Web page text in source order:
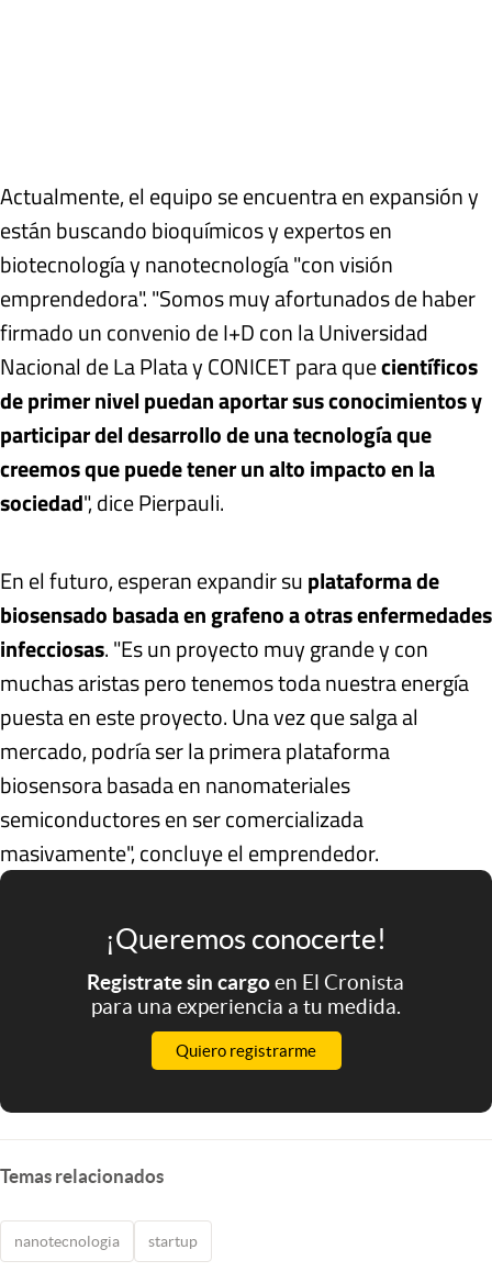
Actualmente, el equipo se encuentra en expansión y
están buscando bioquímicos y expertos en
biotecnología y nanotecnología "con visión
emprendedora". "Somos muy afortunados de haber
firmado un convenio de I+D con la Universidad
Nacional de La Plata y CONICET para quecientíficos
de primer nivel puedan aportar sus conocimientos y
participar del desarrollo de una tecnología que
creemos que puede tener un alto impacto en la
sociedad", dice Pierpauli.
En el futuro, esperan expandir suplataforma de
biosensado basada en grafeno a otras enfermedades
infecciosas. "Es un proyecto muy grande y con
muchas aristas pero tenemos toda nuestra energía
puesta en este proyecto. Una vez que salga al
mercado, podría ser la primera plataforma
biosensora basada en nanomateriales
semiconductores en ser comercializada
masivamente", concluye el emprendedor.
¡Queremos conocerte!
Registrate sin cargoen El Cronista
para una experiencia a tu medida.
Quiero registrarme
Temas relacionados
nanotecnologia startup